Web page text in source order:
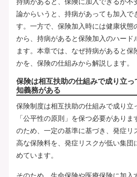
論からいうと、持病があっても加入で
す。一方で、保険加入時には健康状態
から、持病があると保険加入のハード
ます。本章では、なぜ持病があると保
かを、保険の仕組みから解説します。
保険は相互扶助の仕組みで成り立
知義務がある
保険制度は相互扶助の仕組みで成り立
「公平性の原則」を保つ必要があり
のため、一定の基準に基づき、発症リ
高な保険料を、発症リスクが低い集団
めています。